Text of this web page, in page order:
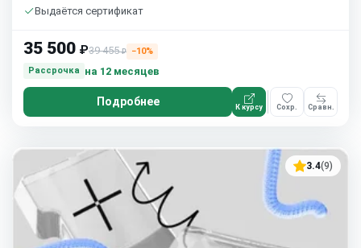
Выдаётся сертификат
35 500 ₽39 455₽
−10%
Рассрочка
на 12 месяцев
Подробнее К курсу Сохр. Сравн.
3.4(9)